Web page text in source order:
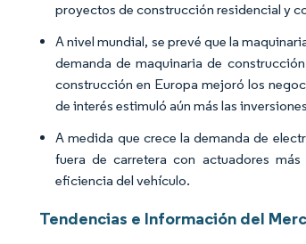
proyectos de construcción residencial y
A nivel mundial, se prevé que la
demanda de maquinaria de
construcción en Europa mejoró los
de interés estimuló aún más las
A medida que crece la demanda de
fuera de carretera con actuadores
eficiencia del vehículo.
Tendencias e Información del